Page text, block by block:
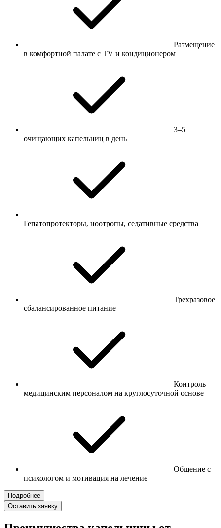
Размещение
в комфортной палате с TV и кондиционером
3–5
очищающих капельниц в день
Гепатопротекторы, ноотропы, седативные средства
Трехразовое
сбалансированное питание
Контроль
медицинским персоналом на круглосуточной основе
Общение с
психологом и мотивация на лечение
Подробнее
Оставить заявку